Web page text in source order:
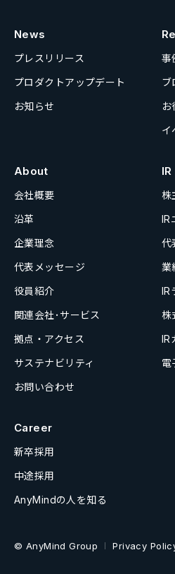
News
プレスリリース
プロダクトアップデート
お知らせ
事
ブ
お
イ
About
会社概要
沿革
企業理念
代表メッセージ
役員紹介
関連会社･サービス
拠点・アクセス
サステナビリティ
お問い合わせ
IR
株
IR
代
業
IR
株
IR
電
Career
新卒採用
中途採用
AnyMindの人を知る
© AnyMind Group Privacy